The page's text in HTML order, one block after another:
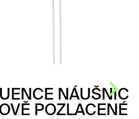
NÁUŠNICE
POZLACENÉ